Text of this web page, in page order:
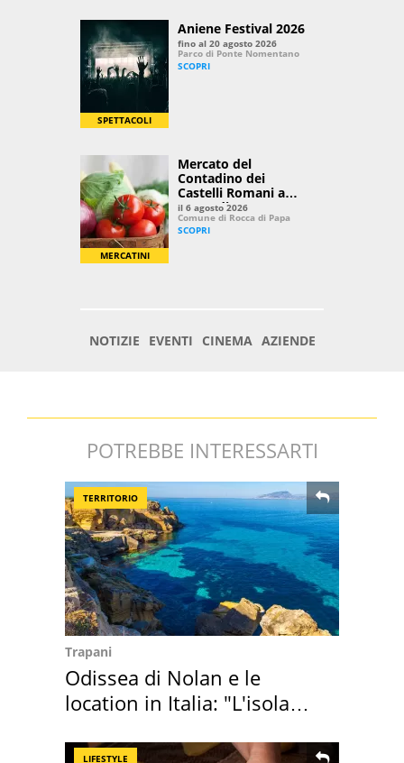
POTREBBE INTERESSARTI
TERRITORIO
Trapani
Odissea di Nolan e le
location in Italia: "L'isola
LIFESTYLE